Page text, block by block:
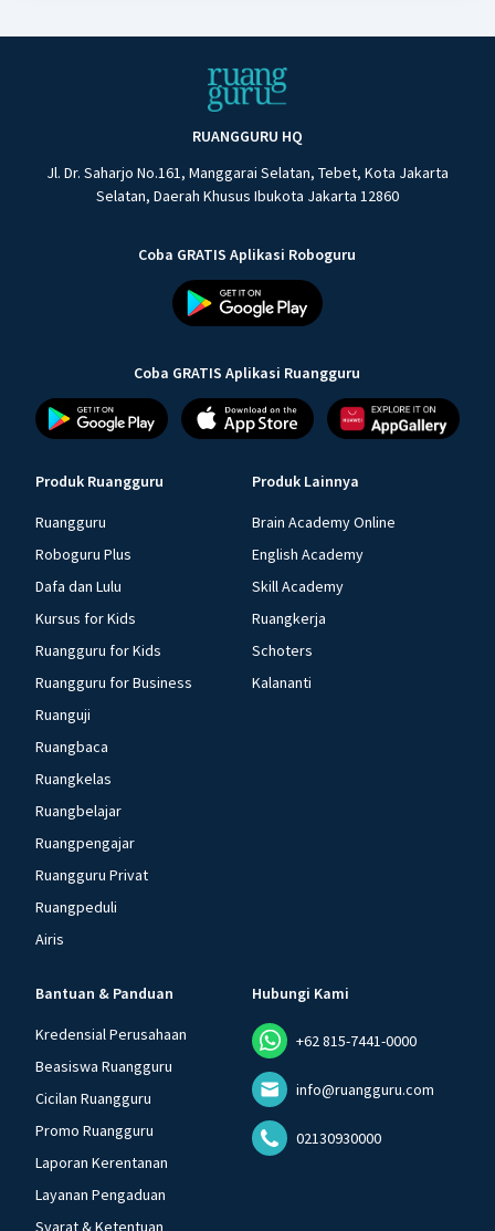
RUANGGURU HQ
Jl. Dr. Saharjo No.161, Manggarai Selatan, Tebet, Kota Jakarta
Selatan, Daerah Khusus Ibukota Jakarta 12860
Coba GRATIS Aplikasi Roboguru
Coba GRATIS Aplikasi Ruangguru
Produk Ruangguru
Ruangguru
Roboguru Plus
Dafa dan Lulu
Kursus for Kids
Ruangguru for Kids
Ruangguru for Business
Ruanguji
Ruangbaca
Ruangkelas
Ruangbelajar
Ruangpengajar
Ruangguru Privat
Ruangpeduli
Airis
Produk Lainnya
Brain Academy Online
English Academy
Skill Academy
Ruangkerja
Schoters
Kalananti
Bantuan & Panduan
Kredensial Perusahaan
Beasiswa Ruangguru
Cicilan Ruangguru
Promo Ruangguru
Laporan Kerentanan
Layanan Pengaduan
Syarat & Ketentuan
Hubungi Kami
+62 815-7441-0000
info@ruangguru.com
02130930000